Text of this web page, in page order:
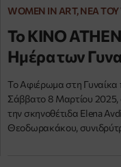
WOMEN IN ART, ΝΈΑ ΤΟΥ
Το KINO
Ημέρα των
Το Αφιέρωμα στη Γυναίκα
Σάββατο 8 Μαρτίου 2025,
την σκηνοθέτιδα Elena
Θεοδωρακάκου,